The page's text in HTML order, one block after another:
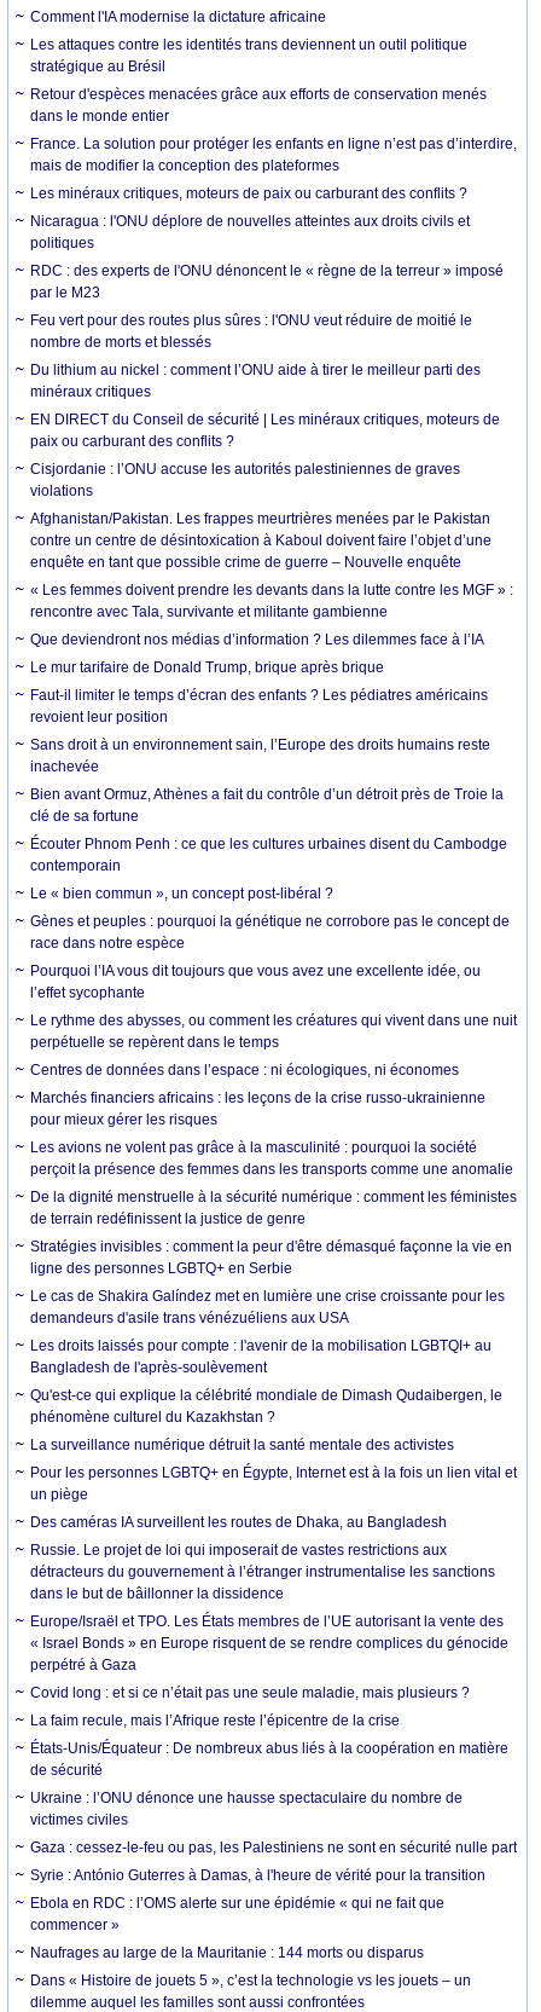
Comment l'IA modernise la dictature africaine
Les attaques contre les identités trans deviennent un outil politique
stratégique au Brésil
Retour d'espèces menacées grâce aux efforts de conservation menés
dans le monde entier
France. La solution pour protéger les enfants en ligne n’est pas d’interdire,
mais de modifier la conception des plateformes
Les minéraux critiques, moteurs de paix ou carburant des conflits ?
Nicaragua : l'ONU déplore de nouvelles atteintes aux droits civils et
politiques
RDC : des experts de l'ONU dénoncent le « règne de la terreur » imposé
par le M23
Feu vert pour des routes plus sûres : l'ONU veut réduire de moitié le
nombre de morts et blessés
Du lithium au nickel : comment l’ONU aide à tirer le meilleur parti des
minéraux critiques
EN DIRECT du Conseil de sécurité | Les minéraux critiques, moteurs de
paix ou carburant des conflits ?
Cisjordanie : l’ONU accuse les autorités palestiniennes de graves
violations
Afghanistan/Pakistan. Les frappes meurtrières menées par le Pakistan
contre un centre de désintoxication à Kaboul doivent faire l’objet d’une
enquête en tant que possible crime de guerre – Nouvelle enquête
« Les femmes doivent prendre les devants dans la lutte contre les MGF » :
rencontre avec Tala, survivante et militante gambienne
Que deviendront nos médias d’information ? Les dilemmes face à l’IA
Le mur tarifaire de Donald Trump, brique après brique
Faut-il limiter le temps d’écran des enfants ? Les pédiatres américains
revoient leur position
Sans droit à un environnement sain, l’Europe des droits humains reste
inachevée
Bien avant Ormuz, Athènes a fait du contrôle d’un détroit près de Troie la
clé de sa fortune
Écouter Phnom Penh : ce que les cultures urbaines disent du Cambodge
contemporain
Le « bien commun », un concept post-libéral ?
Gènes et peuples : pourquoi la génétique ne corrobore pas le concept de
race dans notre espèce
Pourquoi l’IA vous dit toujours que vous avez une excellente idée, ou
l’effet sycophante
Le rythme des abysses, ou comment les créatures qui vivent dans une nuit
perpétuelle se repèrent dans le temps
Centres de données dans l’espace : ni écologiques, ni économes
Marchés financiers africains : les leçons de la crise russo-ukrainienne
pour mieux gérer les risques
Les avions ne volent pas grâce à la masculinité : pourquoi la société
perçoit la présence des femmes dans les transports comme une anomalie
De la dignité menstruelle à la sécurité numérique : comment les féministes
de terrain redéfinissent la justice de genre
Stratégies invisibles : comment la peur d'être démasqué façonne la vie en
ligne des personnes LGBTQ+ en Serbie
Le cas de Shakira Galíndez met en lumière une crise croissante pour les
demandeurs d'asile trans vénézuéliens aux USA
Les droits laissés pour compte : l'avenir de la mobilisation LGBTQI+ au
Bangladesh de l'après-soulèvement
Qu'est-ce qui explique la célébrité mondiale de Dimash Qudaibergen, le
phénomène culturel du Kazakhstan ?
La surveillance numérique détruit la santé mentale des activistes
Pour les personnes LGBTQ+ en Égypte, Internet est à la fois un lien vital et
un piège
Des caméras IA surveillent les routes de Dhaka, au Bangladesh
Russie. Le projet de loi qui imposerait de vastes restrictions aux
détracteurs du gouvernement à l’étranger instrumentalise les sanctions
dans le but de bâillonner la dissidence
Europe/Israël et TPO. Les États membres de l’UE autorisant la vente des
« Israel Bonds » en Europe risquent de se rendre complices du génocide
perpétré à Gaza
Covid long : et si ce n’était pas une seule maladie, mais plusieurs ?
La faim recule, mais l’Afrique reste l’épicentre de la crise
États-Unis/Équateur : De nombreux abus liés à la coopération en matière
de sécurité
Ukraine : l’ONU dénonce une hausse spectaculaire du nombre de
victimes civiles
Gaza : cessez-le-feu ou pas, les Palestiniens ne sont en sécurité nulle part
Syrie : António Guterres à Damas, à l'heure de vérité pour la transition
Ebola en RDC : l’OMS alerte sur une épidémie « qui ne fait que
commencer »
Naufrages au large de la Mauritanie : 144 morts ou disparus
Dans « Histoire de jouets 5 », c’est la technologie vs les jouets – un
dilemme auquel les familles sont aussi confrontées